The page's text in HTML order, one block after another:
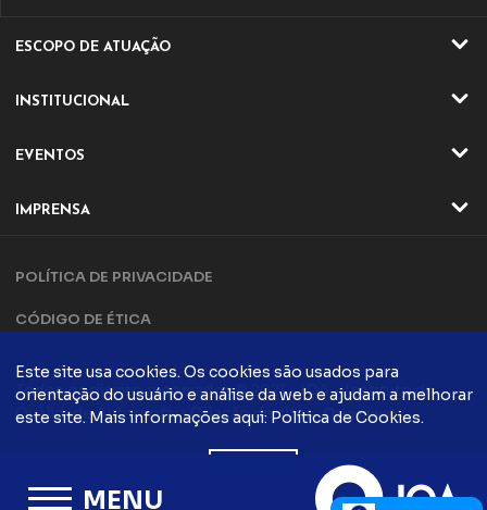
MENU
ESCOPO DE ATUAÇÃO
ATIVIDADES
INSTITUCIONAL
QUEM SOMOS
DIRETORIA E CONSELHO
PARCERIAS
POLÍTICA DA QUALIDADE
FALE CONOSCO
CONTATO
TRABALHE CONOSCO
EVENTOS
EVENTOS ONLINE
EVENTOS PRESENCIAIS
EVENTO PRESENCIAIS
FÓRUM DA QUALIDADE
IMPRENSA
CONTATO
COMUNICAÇÃO
POLÍTICA DE PRIVACIDADE
CÓDIGO DE ÉTICA
Todos os direito reservados © 2021 - IQA - Instituto da
Qualidade AutomotivaCriação de sites
Este site usa cookies. Os cookies são usados ​​para
orientação do usuário e análise da web e ajudam a melhorar
este site. Mais informações aqui: Política de Cookies.